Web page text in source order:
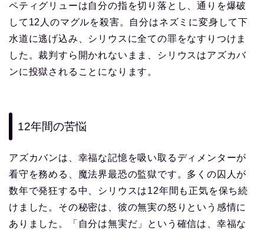
ペティグリューは自分の指を切り落とし、通りを爆破
して12人のマグルを殺害。自分はネズミに変身して下
水道に逃げ込み、シリウスに全ての罪をなすりつけま
した。裁判すら開かれないまま、シリウスはアズカバ
ンに投獄されることになります。
12年間の苦悩
アズカバンは、幸福な記憶を吸い取るディメンターが
看守を務める、魔法界最恐の監獄です。多くの囚人が
数年で発狂する中、シリウスは12年間も正気を保ち続
けました。その秘密は、彼の無実の怒りという感情に
ありました。「自分は無実だ」という確信は、幸福な